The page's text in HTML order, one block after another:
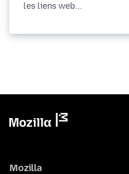
les liens web...
Mozilla